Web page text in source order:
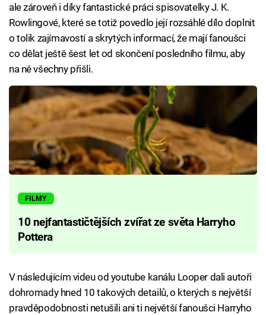
ale zároveň i díky fantastické práci spisovatelky J. K.
Rowlingové, které se totiž povedlo její rozsáhlé dílo doplnit
o tolik zajímavostí a skrytých informací, že mají fanoušci
co dělat ještě šest let od skončení posledního filmu, aby
na ně všechny přišli.
FILMY
10 nejfantastičtějších zvířat ze světa Harryho
Pottera
V následujícím videu od youtube kanálu Looper dali autoři
dohromady hned 10 takových detailů, o kterých s největší
pravděpodobnosti netušili ani ti největší fanoušci Harryho